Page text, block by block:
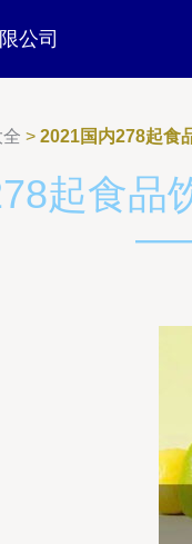
公司
> 2021国内278起食
起食品
——